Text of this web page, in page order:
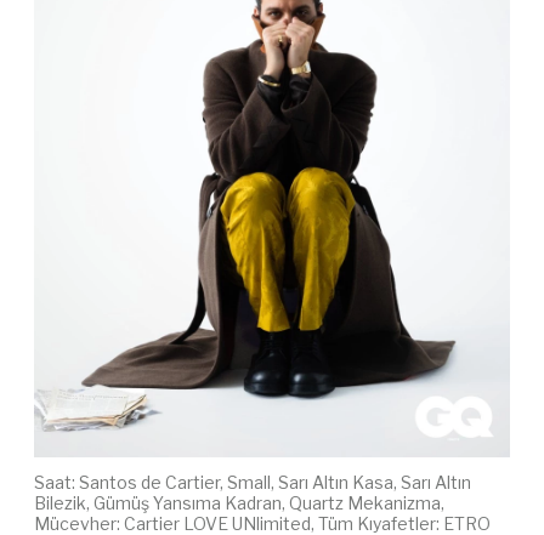
Saat: Santos de Cartier, Small, Sarı Altın Kasa, Sarı Altın
Bilezik, Gümüş Yansıma Kadran, Quartz Mekanizma,
Mücevher: Cartier LOVE UNlimited, Tüm Kıyafetler: ETRO